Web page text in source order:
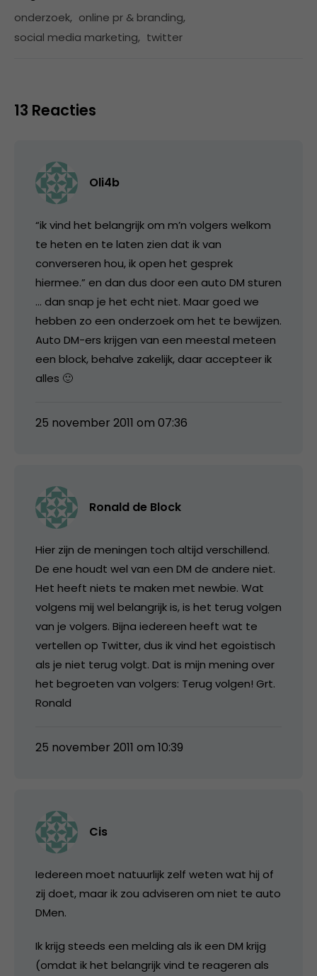
onderzoek, online pr & branding,
social media marketing, twitter
13 Reacties
Oli4b
“ik vind het belangrijk om m’n volgers welkom
te heten en te laten zien dat ik van
converseren hou, ik open het gesprek
hiermee.” en dan dus door een auto DM sturen
… dan snap je het echt niet. Maar goed we
hebben zo een onderzoek om het te bewijzen.
Auto DM-ers krijgen van een meestal meteen
een block, behalve zakelijk, daar accepteer ik
alles 🙂
25 november 2011 om 07:36
Ronald de Block
Hier zijn de meningen toch altijd verschillend.
De ene houdt wel van een DM de andere niet.
Het heeft niets te maken met newbie. Wat
volgens mij wel belangrijk is, is het terug volgen
van je volgers. Bijna iedereen heeft wat te
vertellen op Twitter, dus ik vind het egoistisch
als je niet terug volgt. Dat is mijn mening over
het begroeten van volgers: Terug volgen! Grt.
Ronald
25 november 2011 om 10:39
Cis
Iedereen moet natuurlijk zelf weten wat hij of
zij doet, maar ik zou adviseren om niet te auto
DMen.
Ik krijg steeds een melding als ik een DM krijg
(omdat ik het belangrijk vind te reageren als